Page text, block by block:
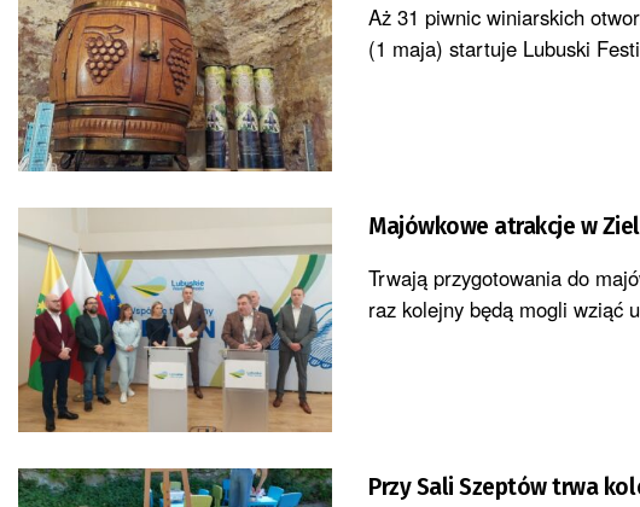
Aż 31 piwnic winiarskich
(1 maja) startuje Lubuski
Majówkowe atrakcje w
Trwają przygotowania do
raz kolejny będą mogli wziąć
Przy Sali Szeptów trwa